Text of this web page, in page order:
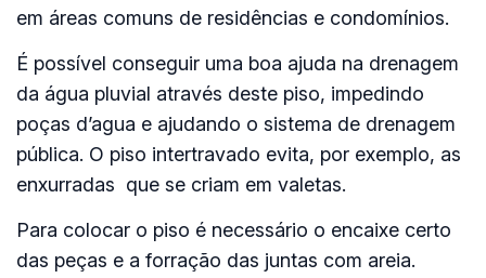
em áreas comuns de residências e condomínios.
É possível conseguir uma boa ajuda na drenagem
da água pluvial através deste piso, impedindo
poças d’agua e ajudando o sistema de drenagem
pública. O piso intertravado evita, por exemplo, as
enxurradas que se criam em valetas.
Para colocar o piso é necessário o encaixe certo
das peças e a forração das juntas com areia.